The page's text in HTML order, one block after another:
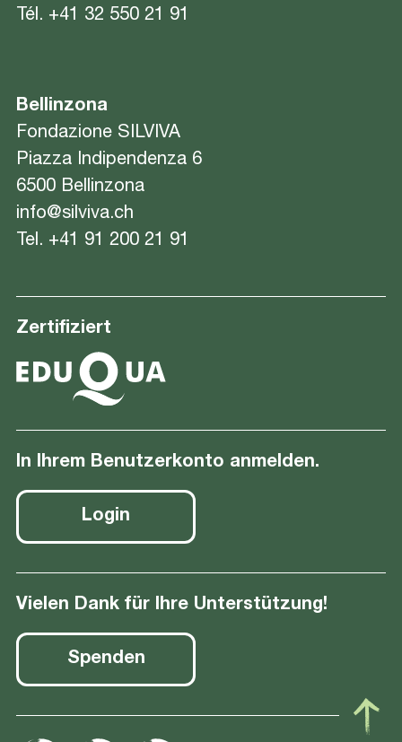
Tél. +41 32 550 21 91
Bellinzona
Fondazione SILVIVA
Piazza Indipendenza 6
6500 Bellinzona
info@silviva.ch
Tel. +41 91 200 21 91
Zertifiziert
In Ihrem Benutzerkonto anmelden.
Login
Vielen Dank für Ihre Unterstützung!
Spenden